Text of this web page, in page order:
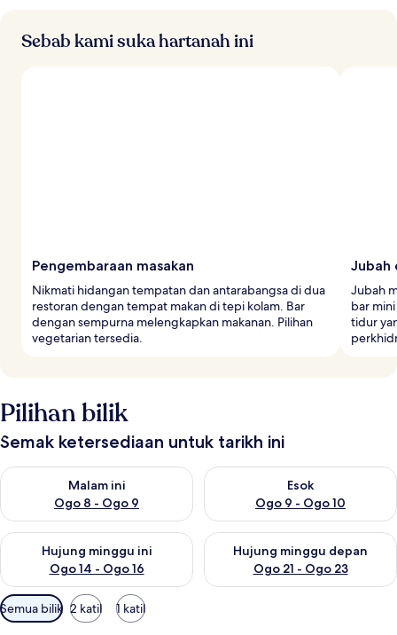
Sebab kami suka hartanah ini
Pengembaraan masakan
Nikmati hidangan tempatan dan antarabangsa di dua
restoran dengan tempat makan di tepi kolam. Bar
dengan sempurna melengkapkan makanan. Pilihan
vegetarian tersedia.
Jubah
Jubah
bar
tidur
Pilihan bilik
Semak ketersediaan untuk tarikh ini
Malam ini
Ogo 8 - Ogo 9
Semak ketersediaan untuk malam ini Ogo 8 - Ogo 9
Esok
Ogo 9 - Ogo 10
Semak ketersediaan untuk
Hujung minggu ini
Ogo 14 - Ogo 16
Semak ketersediaan untuk hujung minggu ini Ogo 14 - Ogo 16
Hujung minggu depan
Ogo 21 - Ogo 23
Semak ketersediaan untuk
Penapis
yang
Semua bilik 2 katil 1 katil